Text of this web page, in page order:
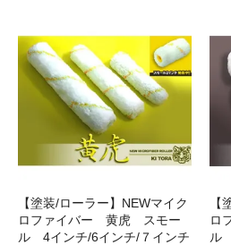
【塗装/ローラー】NEWマイク
ロファイバー 黄虎 スモー
ル 4インチ/6インチ/７インチ
【
ロ
ル